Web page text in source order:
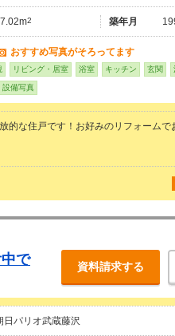
2 築年月
おすすめ写真がそろってます
リビング・居室 浴室 キッチン 玄関
設備写真
的な住戸です！お好みのリフォームで
で
資料請求する
日パリオ武蔵藤沢